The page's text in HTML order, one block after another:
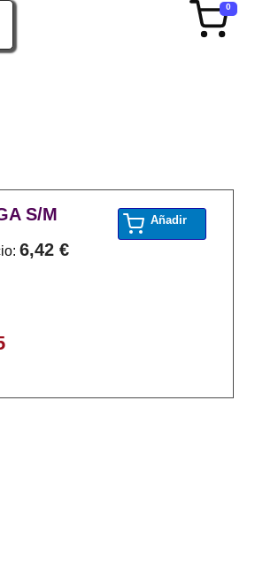
0
S/M
6,42 €
Añadir